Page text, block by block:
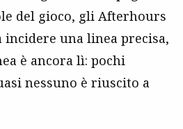
del gioco, gli Afterhours
una linea precisa,
è ancora lì: pochi
nessuno è riuscito a